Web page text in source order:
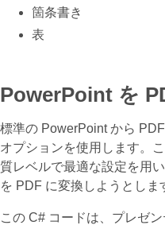
箇条書き
表
PowerPoint を
標準の PowerPoint から
オプションを使用します。
質レベルで最適な設定を用
を PDF に変換しようとしま
この C# コードは、プレゼ